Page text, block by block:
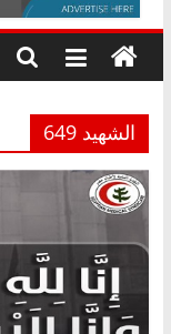
درب..
وتبقى
هي
الشهيد 649